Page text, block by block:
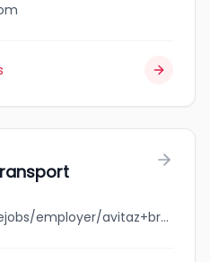
jobbank.gc.ca/browsejobs/employer/avitaz+brar+transport/ca